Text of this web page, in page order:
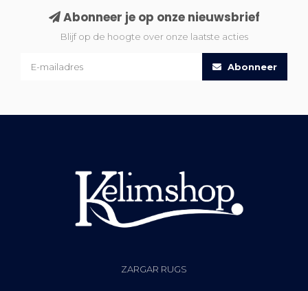
Abonneer je op onze nieuwsbrief
Blijf op de hoogte over onze laatste acties
Abonneer
ZARGAR RUGS